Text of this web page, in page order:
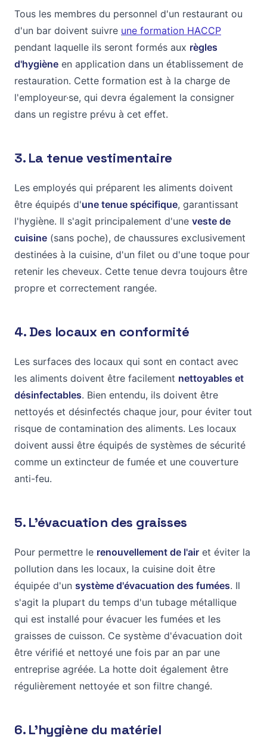
Tous les membres du personnel d'un restaurant ou
d'un bar doivent suivre une formation HACCP
pendant laquelle ils seront formés aux règles
d'hygiène en application dans un établissement de
restauration. Cette formation est à la charge de
l'employeur·se, qui devra également la consigner
dans un registre prévu à cet effet.
3. La tenue vestimentaire
Les employés qui préparent les aliments doivent
être équipés d'une tenue spécifique, garantissant
l'hygiène. Il s'agit principalement d'une veste de
cuisine (sans poche), de chaussures exclusivement
destinées à la cuisine, d'un filet ou d'une toque pour
retenir les cheveux. Cette tenue devra toujours être
propre et correctement rangée.
4. Des locaux en conformité
Les surfaces des locaux qui sont en contact avec
les aliments doivent être facilement nettoyables et
désinfectables. Bien entendu, ils doivent être
nettoyés et désinfectés chaque jour, pour éviter tout
risque de contamination des aliments. Les locaux
doivent aussi être équipés de systèmes de sécurité
comme un extincteur de fumée et une couverture
anti-feu.
5. L'évacuation des graisses
Pour permettre le renouvellement de l'air et éviter la
pollution dans les locaux, la cuisine doit être
équipée d'un système d'évacuation des fumées. Il
s'agit la plupart du temps d'un tubage métallique
qui est installé pour évacuer les fumées et les
graisses de cuisson. Ce système d'évacuation doit
être vérifié et nettoyé une fois par an par une
entreprise agréée. La hotte doit également être
régulièrement nettoyée et son filtre changé.
6. L'hygiène du matériel